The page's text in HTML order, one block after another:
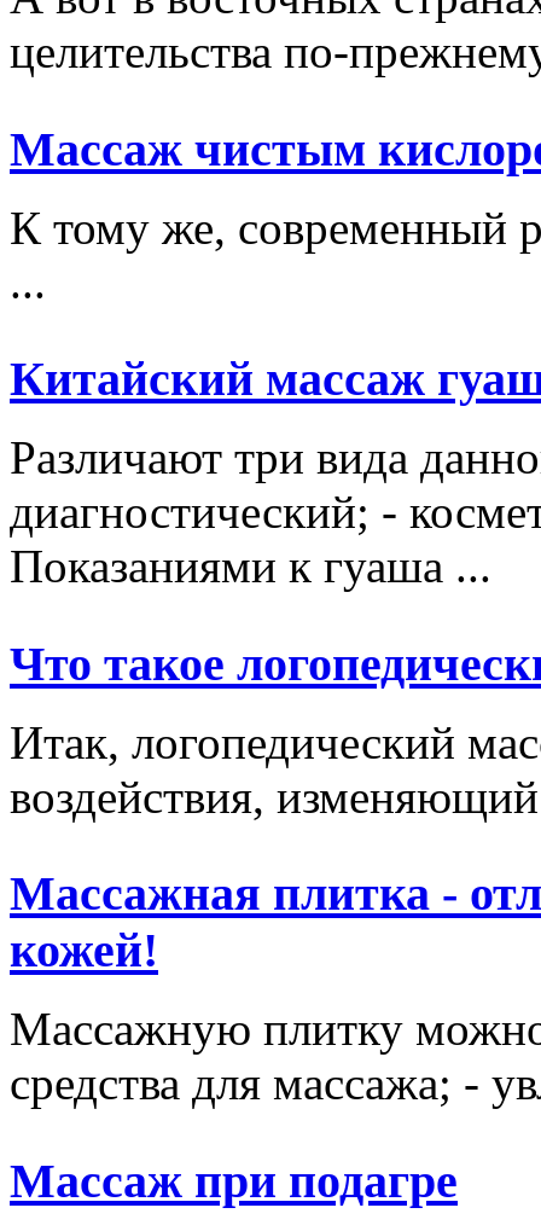
целительства по-
Массаж чистым
К тому же, современный
...
Китайский массаж
Различают три вида
диагностический; -
Показаниями к гуаша ...
Что такое
Итак, логопедический
воздействия,
Массажная плитка -
кожей!
Массажную плитку можно
средства для массажа; -
Массаж при подагре